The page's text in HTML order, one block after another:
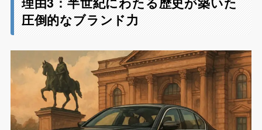
圧倒的なブランド力